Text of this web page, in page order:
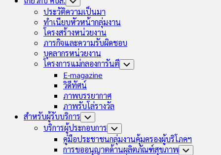
Child
Menu
ประวัติความเป็นมา
ทำเนียบหัวหน้ากลุ่มงาน
โครงสร้างหน่วยงาน
ภารกิจและความรับผิดชอบ
บุคลากรหน่วยงาน
โครงการแม่กลองการันตี Toggle
E-magazine
วิดีทัศน์
ภาพบรรยากาศ
ภาพรับโล่รางวัล
สำหรับผู้รับบริการ Toggle
Child
Menu
บริการผู้ประกอบการ Toggle
Child
Menu
คู่มือประชาชนกลุ่มงานคุ้มครองผู้บริโภคฯ
การขออนุญาตด้านผลิตภัณฑ์สุขภาพ Toggle